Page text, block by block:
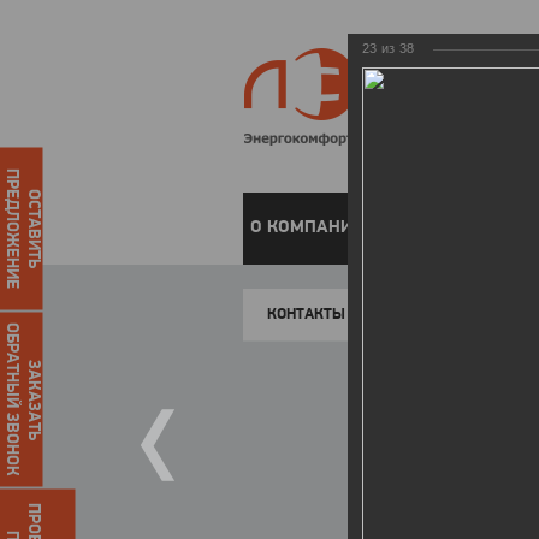
О КОМПАНИИ
КОНТАКТЫ
ОСТАВИТЬ
ПРЕДЛОЖЕНИЕ
ЗАКАЗАТЬ
ОБРАТНЫЙ ЗВОНОК
23 из 38